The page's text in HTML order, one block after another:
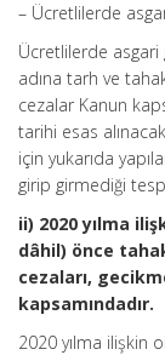
– Ücretlilerde
Ücretlilerde asgari
adına tarh ve
cezalar Kanun
tarihi esas
için yukarıda
girip girmediği
ii) 2020 yılma
dâhil) önce
cezaları,
kapsamındadır.
2020 yılma ilişkin